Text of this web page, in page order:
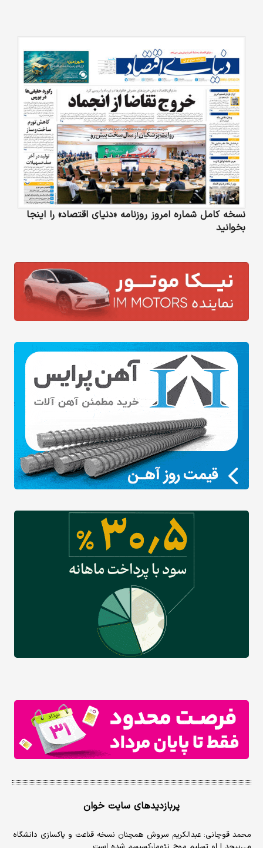
نسخه کامل شماره امروز روزنامه «دنیای‌ اقتصاد» را اینجا
بخوانید
پربازدیدهای سایت خوان
محمد قوچانی: عبدالکریم سروش همچنان نسخه قناعت و پاکسازی دانشگاه